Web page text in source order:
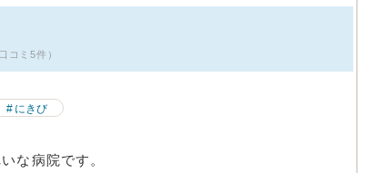
コミ5件）
にきび
な病院です。